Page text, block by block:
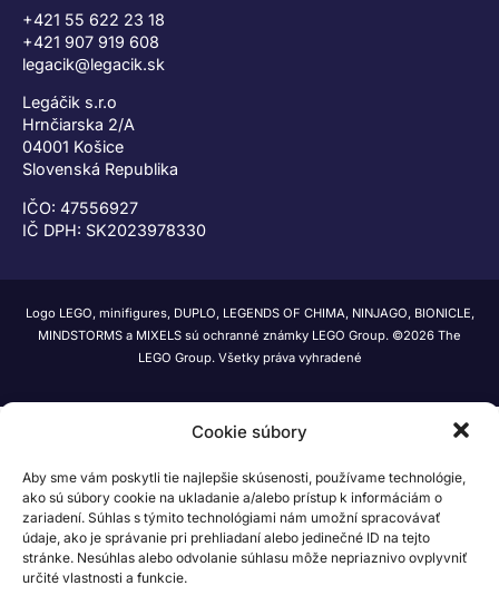
Cookie súbory
Aby sme vám poskytli tie najlepšie skúsenosti, používame technológie,
ako sú súbory cookie na ukladanie a/alebo prístup k informáciám o
zariadení. Súhlas s týmito technológiami nám umožní spracovávať
údaje, ako je správanie pri prehliadaní alebo jedinečné ID na tejto
stránke. Nesúhlas alebo odvolanie súhlasu môže nepriaznivo ovplyvniť
určité vlastnosti a funkcie.
+421 55 622 23 18
+421 907 919 608
legacik@legacik.sk
Legáčik s.r.o
Hrnčiarska 2/A
04001 Košice
Slovenská Republika
IČO: 47556927
IČ DPH: SK2023978330
Logo LEGO, minifigures, DUPLO, LEGENDS OF CHIMA, NINJAGO, BIONICLE,
MINDSTORMS a MIXELS sú ochranné známky LEGO Group. ©2026 The
LEGO Group. Všetky práva vyhradené